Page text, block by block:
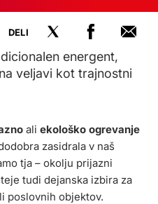
energent,
veljavi kot trajnostni
ali ekološko ogrevanje
zasidrala v naš
tja – okolju prijazni
tudi dejanska izbira za
poslovnih objektov.
DELI